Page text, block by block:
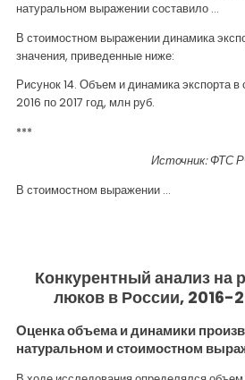
натуральном выражении составило …
В стоимостном выражении динамика
значения, приведенные ниже:
Рисунок 14. Объем и динамика экспорта
2016 по 2017 год, млн руб.
***
Источник: ФТС
В стоимостном выражении …
Конкурентный анализ на
люков в России, 2016-
Оценка объема и динамики
натуральном и стоимостном